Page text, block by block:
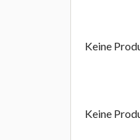
Keine
Keine